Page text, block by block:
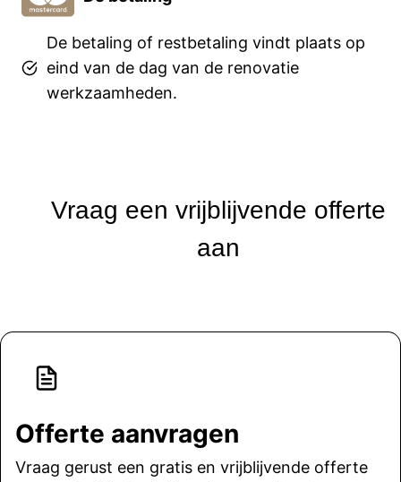
De betaling of restbetaling vindt plaats op
eind van de dag van de renovatie
werkzaamheden.
Vraag een vrijblijvende offerte
aan
Offerte aanvragen
Vraag gerust een gratis en vrijblijvende offerte